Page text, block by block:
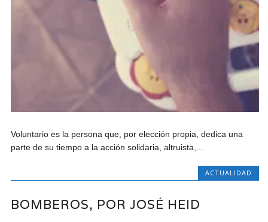
Voluntario es la persona que, por elección propia, dedica una
parte de su tiempo a la acción solidaria, altruista,...
ACTUALIDAD
BOMBEROS, POR JOSÉ HEID